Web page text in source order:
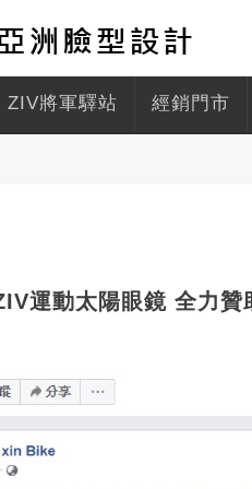
ZIV將軍驛站 經銷門市
運動太陽眼鏡 全力贊